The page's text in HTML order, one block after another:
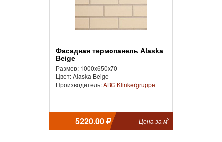
Фасадная термопанель Alaska
Beige
Размер: 1000x650x70
Цвет: Alaska Beige
Производитель:ABC Klinkergruppe
5220.00 Цена за м2